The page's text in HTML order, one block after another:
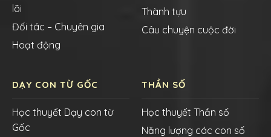
lõi
Đối tác – Chuyên gia
Hoạt động
Thành tựu
Câu chuyện cuộc đời
DẠY CON TỪ GỐC
Học thuyết Dạy con từ
Gốc
THẦN SỐ
Học thuyết Thần số
Năng lượng các con số